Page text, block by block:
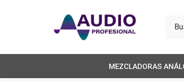
MEZCLADORAS